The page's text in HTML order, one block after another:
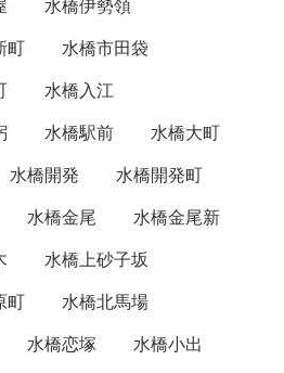
水橋伊勢領
町
水橋市田袋
水橋入江
水橋駅前
水橋大町
水橋開発
水橋開発町
水橋金尾
水橋金尾新
水橋上砂子坂
町
水橋北馬場
水橋恋塚
水橋小出